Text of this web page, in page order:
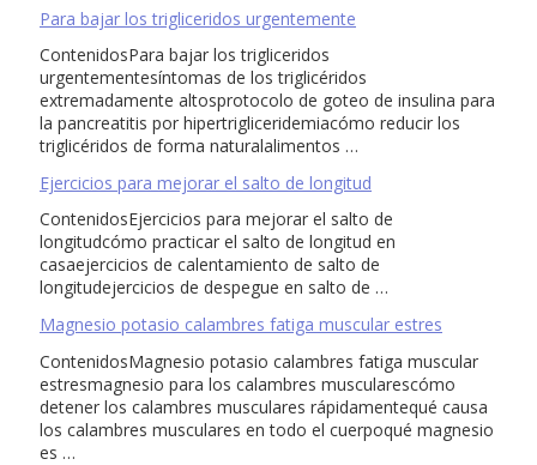
Para bajar los trigliceridos urgentemente
ContenidosPara bajar los trigliceridos
urgentementesíntomas de los triglicéridos
extremadamente altosprotocolo de goteo de insulina para
la pancreatitis por hipertrigliceridemiacómo reducir los
triglicéridos de forma naturalalimentos …
Ejercicios para mejorar el salto de longitud
ContenidosEjercicios para mejorar el salto de
longitudcómo practicar el salto de longitud en
casaejercicios de calentamiento de salto de
longitudejercicios de despegue en salto de …
Magnesio potasio calambres fatiga muscular estres
ContenidosMagnesio potasio calambres fatiga muscular
estresmagnesio para los calambres muscularescómo
detener los calambres musculares rápidamentequé causa
los calambres musculares en todo el cuerpoqué magnesio
es …